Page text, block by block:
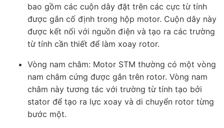
bao gồm các cuộn dây đặt trên các cực từ tính
được gắn cố định trong hộp motor. Cuộn dây này
được kết nối với nguồn điện và tạo ra các trường
từ tính cần thiết để làm xoay rotor.
Vòng nam châm: Motor STM thường có một vòng
nam châm cứng được gắn trên rotor. Vòng nam
châm này tương tác với trường từ tính tạo bởi
stator để tạo ra lực xoay và di chuyển rotor từng
bước một.